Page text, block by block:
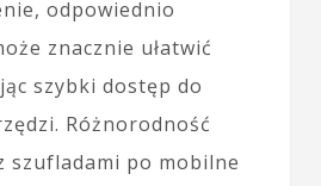
odpowiednio
znacznie ułatwić
szybki dostęp do
Różnorodność
szufladami po mobilne